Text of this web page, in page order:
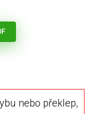
nebo překlep,